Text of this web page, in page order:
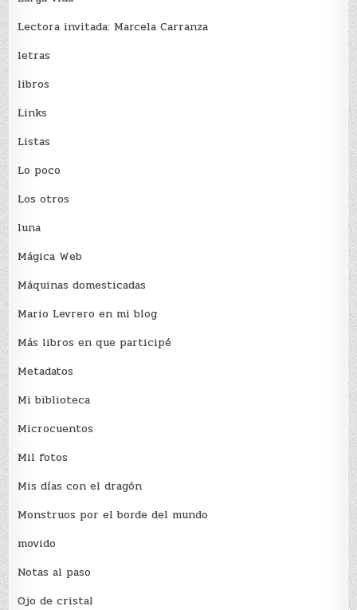
Lectora invitada: Marcela Carranza
letras
libros
Links
Listas
Lo poco
Los otros
luna
Mágica Web
Máquinas domesticadas
Mario Levrero en mi blog
Más libros en que participé
Metadatos
Mi biblioteca
Microcuentos
Mil fotos
Mis días con el dragón
Monstruos por el borde del mundo
movido
Notas al paso
Ojo de cristal